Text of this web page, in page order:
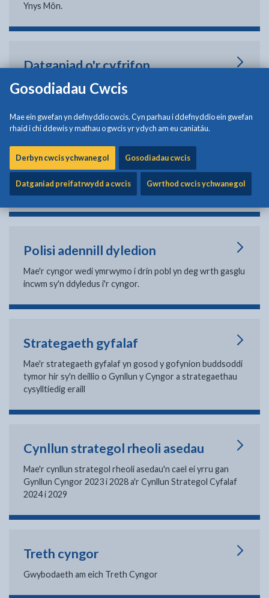
Gosodiadau Cwcis
Mae ein gwefan yn defnyddio cwcis. Cyn parhau i ddefnyddio ein gwefan
rhaid i chi ddewis y mathau o gwcis yr ydych am eu caniatáu.
Derbyn cwcis ychwanegol Gosodiadau cwcis
Datganiad preifatrwydd a cwcis Gwrthod cwcis ychwanegol
Ynys Môn.
Datganiad o'r cyfrifon
Mae'r datganiad cyfrifon yn egluro cyllid y cyngor yn ystod
Llyfr y Gyllideb
Mae Llyfr y Gyllideb yn darparu gwybodaeth fanwl a
dadansoddiad o wasanaethau.
Polisi adennill dyledion
Mae'r cyngor wedi ymrwymo i drin pobl yn deg wrth gasglu
incwm sy'n ddyledus i'r cyngor.
Strategaeth gyfalaf
Mae'r strategaeth gyfalaf yn gosod y gofynion buddsoddi
tymor hir sy'n deillio o Gynllun y Cyngor a strategaethau
cysylltiedig eraill
Cynllun strategol rheoli asedau
Mae'r cynllun strategol rheoli asedau'n cael ei yrru gan
Gynllun Cyngor 2023 i 2028 a'r Cynllun Strategol Cyfalaf
2024 i 2029
Treth cyngor
Gwybodaeth am eich Treth Cyngor